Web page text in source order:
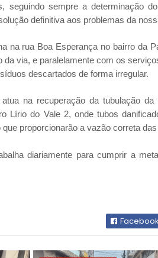
seguindo sempre a determinação
definitiva aos problemas da
na rua Boa Esperança no bairro da
da via, e paralelamente com os
descartados de forma irregular.
na recuperação da tubulação
Lírio do Vale 2, onde tubos
proporcionarão a vazão correta
diariamente para cumprir a
Facebook